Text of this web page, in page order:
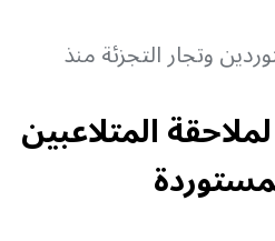
وتجار التجزئة منذ
المتلاعبين